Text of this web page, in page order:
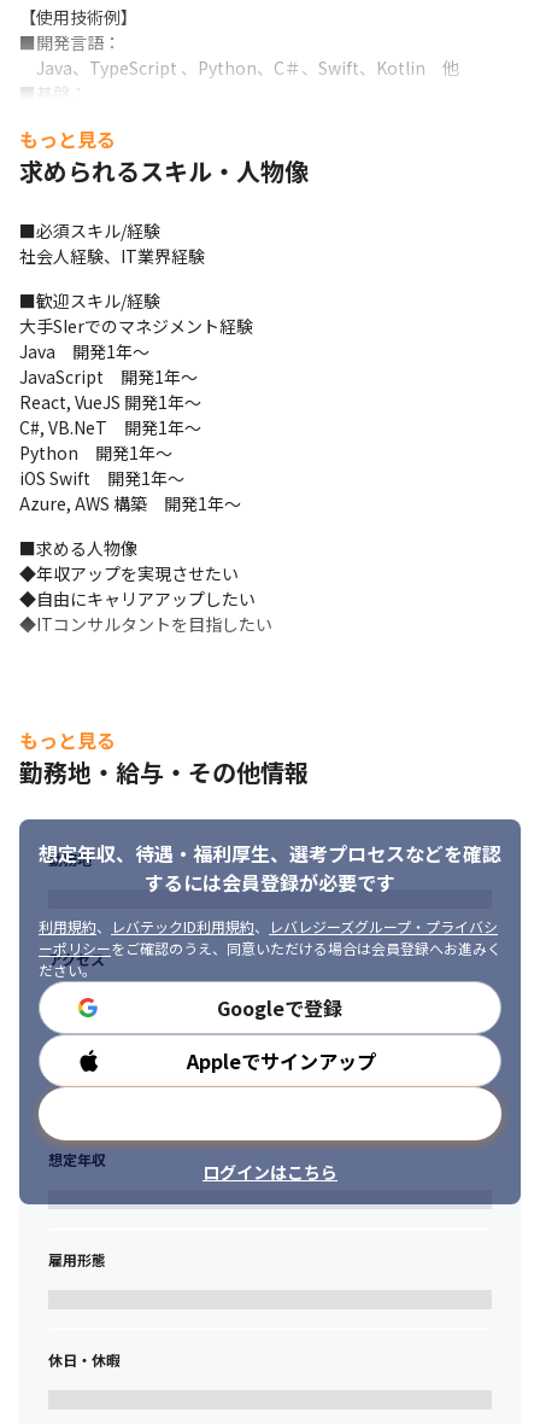
【使用技術例】
■開発言語：
Java、TypeScript 、Python、C＃、Swift、Kotlin　他
■基盤：
■フレームワーク：
Spring Boot、Flutter　他
■案件概要：大手インターネット関連広告会社 WEBサービスにお
けるAWS基盤の設計・構築
■開発言語／基盤：
SQL
AWS, RDS Aurora mysql 5.7
Cloud Watch, DataDog
■案件概要：国内大手総合ディスカウントストア Webサービス開
発バックエンド（Java）
■開発言語／基盤：
SpringBoot+Java, Kotlin
SpringWebFlux＋Kotlin
AWS, RDS 5.7.mysql_aurora.2.10.1
CloudWatch
■年収実績
・26歳 年収450 → 620万円／月給35万円+賞与200万円にUP！
（SE経験3年、前職から約170万円UP）
・28歳 年収600万 → 850万円／月給50万円+賞与250万円に
UP！
（SE経験6年、前職から約250万円UP）
・30歳 年収1000万円 → 1440万円／月給80万円+賞与480万円
にUP！
（SE経験4年、コンサル経験3年、前職から約440万円UP）
【ポイント！】
★弊社の新規事業・経営・採用に参画でインセンティブ報酬を！
★平均年収200万Up！
★年収1000万実現も可能！
★前職の年収（基本給＋賞与）の1/12が基本月給として保証され
ます。
★案件選択制度でスキル・キャリアアップ！
★フルリモート・フルフレックス
★残業平均10h未満
★上流/超上流工程へ挑戦できる
もっと見る
求められるスキル・人物像
■必須スキル/経験
社会人経験、IT業界経験
■歓迎スキル/経験
大手SIerでのマネジメント経験
Java　開発1年～
JavaScript　開発1年～
React, VueJS 開発1年～
C#, VB.NeT　開発1年～
Python　開発1年～
iOS Swift　開発1年～
Azure, AWS 構築　開発1年～
■求める人物像
◆年収アップを実現させたい
◆自由にキャリアアップしたい
◆ITコンサルタントを目指したい
もっと見る
勤務地・給与・その他情報
想定年収、待遇・福利厚生、 選考プロセスなどを確認
するには会員登録が必要です
利用規約、 レバテックID利用規約、
レバレジーズグループ・プライバシ
ーポリシーをご確認のうえ、同意いただける場合は会員登録へお進みく
ださい。
Googleで登録
Appleでサインアップ
ログインはこちら
勤務地
アクセス
勤務時間
想定年収
雇用形態
休日・休暇